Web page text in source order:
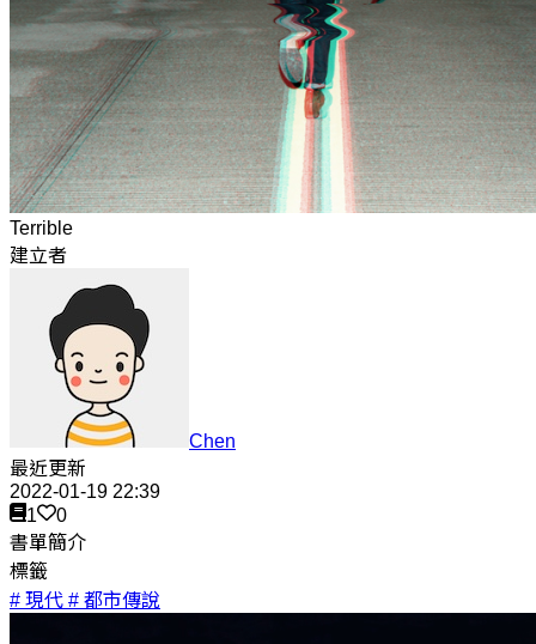
Terrible
建立者
Chen
最近更新
2022-01-19 22:39
1
0
書單簡介
標籤
# 現代 # 都市傳說